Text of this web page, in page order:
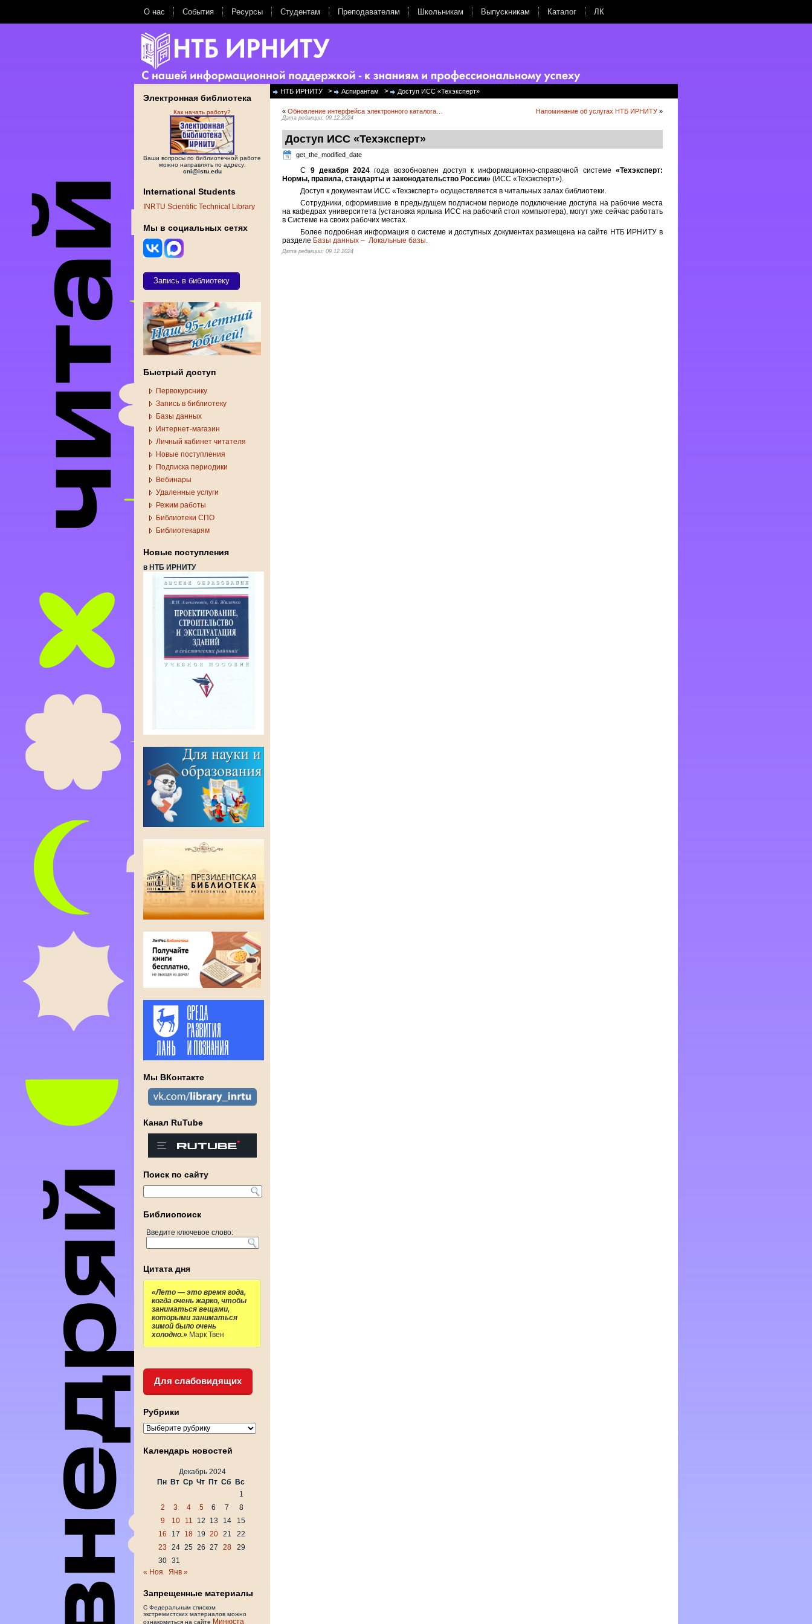
О нас События Ресурсы Студентам Преподавателям Школьникам Выпускникам Каталог ЛК
Электронная библиотека
Как начать работу?
Ваши вопросы по библиотечной работе
можно направлять по адресу:
cni@istu.edu
International Students
INRTU Scientific Technical Library
Мы в социальных сетях
Запись в библиотеку
Быстрый доступ
Первокурснику
Запись в библиотеку
Базы данных
Интернет-магазин
Личный кабинет читателя
Новые поступления
Подписка периодики
Вебинары
Удаленные услуги
Режим работы
Библиотеки СПО
Библиотекарям
Новые поступления
в НТБ ИРНИТУ
Мы ВКонтакте
Канал RuTube
Поиск по сайту
Библиопоиск
Введите ключевое слово:
Цитата дня
«Лето — это время года,
когда очень жарко, чтобы
заниматься вещами,
которыми заниматься
зимой было очень
холодно.» Марк Твен
Для слабовидящих
Рубрики
Рубрики
Календарь новостей
Декабрь 2024
Пн Вт Ср Чт Пт Сб
Вс
1
2
3 4 5 6 7
8
9
10 11 12 13 14
15
16
17 18 19 20 21
22
23
24 25 26 27 28
29
30 31
« Ноя
Янв »
Запрещенные материалы
С Федеральным списком
экстремистских материалов можно
ознакомиться на сайте Минюста
НТБ ИРНИТУ > Аспирантам > Доступ ИСС «Техэксперт»
« Обновление интерфейса электронного каталога… Напоминание об услугах НТБ ИРНИТУ »
Дата редакции: 09.12.2024
Доступ ИСС «Техэксперт»
get_the_modified_date
С 9 декабря 2024 года возобновлен доступ к информационно-справочной системе«Техэксперт:
Нормы, правила, стандарты и законодательство России» (ИСС «Техэксперт»).
Доступ к документам ИСС «Техэксперт» осуществляется в читальных залах библиотеки.
Сотрудники, оформившие в предыдущем подписном периоде подключение доступа на рабочие места
на кафедрах университета (установка ярлыка ИСС на рабочий стол компьютера), могут уже сейчас работать
в Системе на своих рабочих местах.
Более подробная информация о системе и доступных документах размещена на сайте НТБ ИРНИТУ в
разделе Базы данных – Локальные базы.
Дата редакции: 09.12.2024